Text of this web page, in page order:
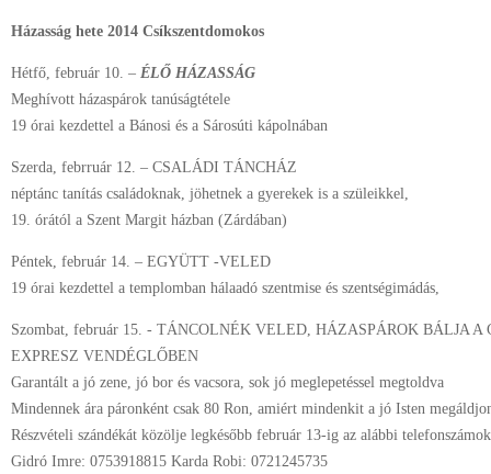
Házasság hete 2014 Csíkszentdomokos
Hétfő, február 10. – ÉLŐ HÁZASSÁG
Meghívott házaspárok tanúságtétele
19 órai kezdettel a Bánosi és a Sárosúti kápolnában
Szerda, febrruár 12. – CSALÁDI TÁNCHÁZ
néptánc tanítás családoknak, jöhetnek a gyerekek is a szüleikkel,
19. órától a Szent Margit házban (Zárdában)
Péntek, február 14. – EGYÜTT -VELED
19 órai kezdettel a templomban hálaadó szentmise és szentségimádás,
Szombat, február 15. - TÁNCOLNÉK VELED, HÁZASPÁROK BÁLJA A
EXPRESZ VENDÉGLŐBEN
Garantált a jó zene, jó bor és vacsora, sok jó meglepetéssel megtoldva
Mindennek ára páronként csak 80 Ron, amiért mindenkit a jó Isten
Részvételi szándékát közölje legkésőbb február 13-ig az alábbi
Gidró Imre: 0753918815 Karda Robi: 0721245735